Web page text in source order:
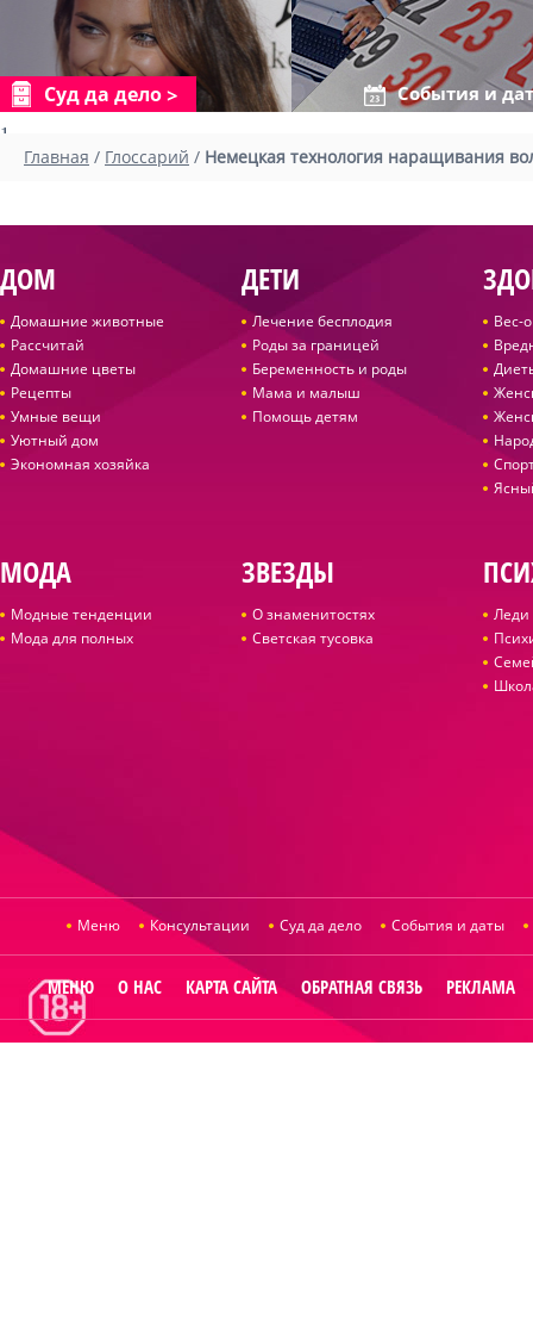
Суд да дело События и
1
Главная / Глоссарий / Немецкая технология наращивания
ДОМ
Домашние животные
Рассчитай
Домашние цветы
Рецепты
Умные вещи
Уютный дом
Экономная хозяйка
ДЕТИ
Лечение бесплодия
Роды за границей
Беременность и роды
Мама и малыш
Помощь детям
Вес-
МОДА
Модные тенденции
Мода для полных
ЗВЕЗДЫ
О знаменитостях
Светская тусовка
Леди
Меню Консультации Суд да дело События и даты
МЕНЮ О НАС КАРТА САЙТА ОБРАТНАЯ СВЯЗЬ РЕКЛАМА